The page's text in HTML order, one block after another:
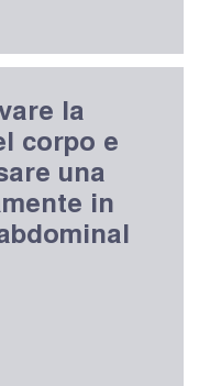
la
corpo e
una
in